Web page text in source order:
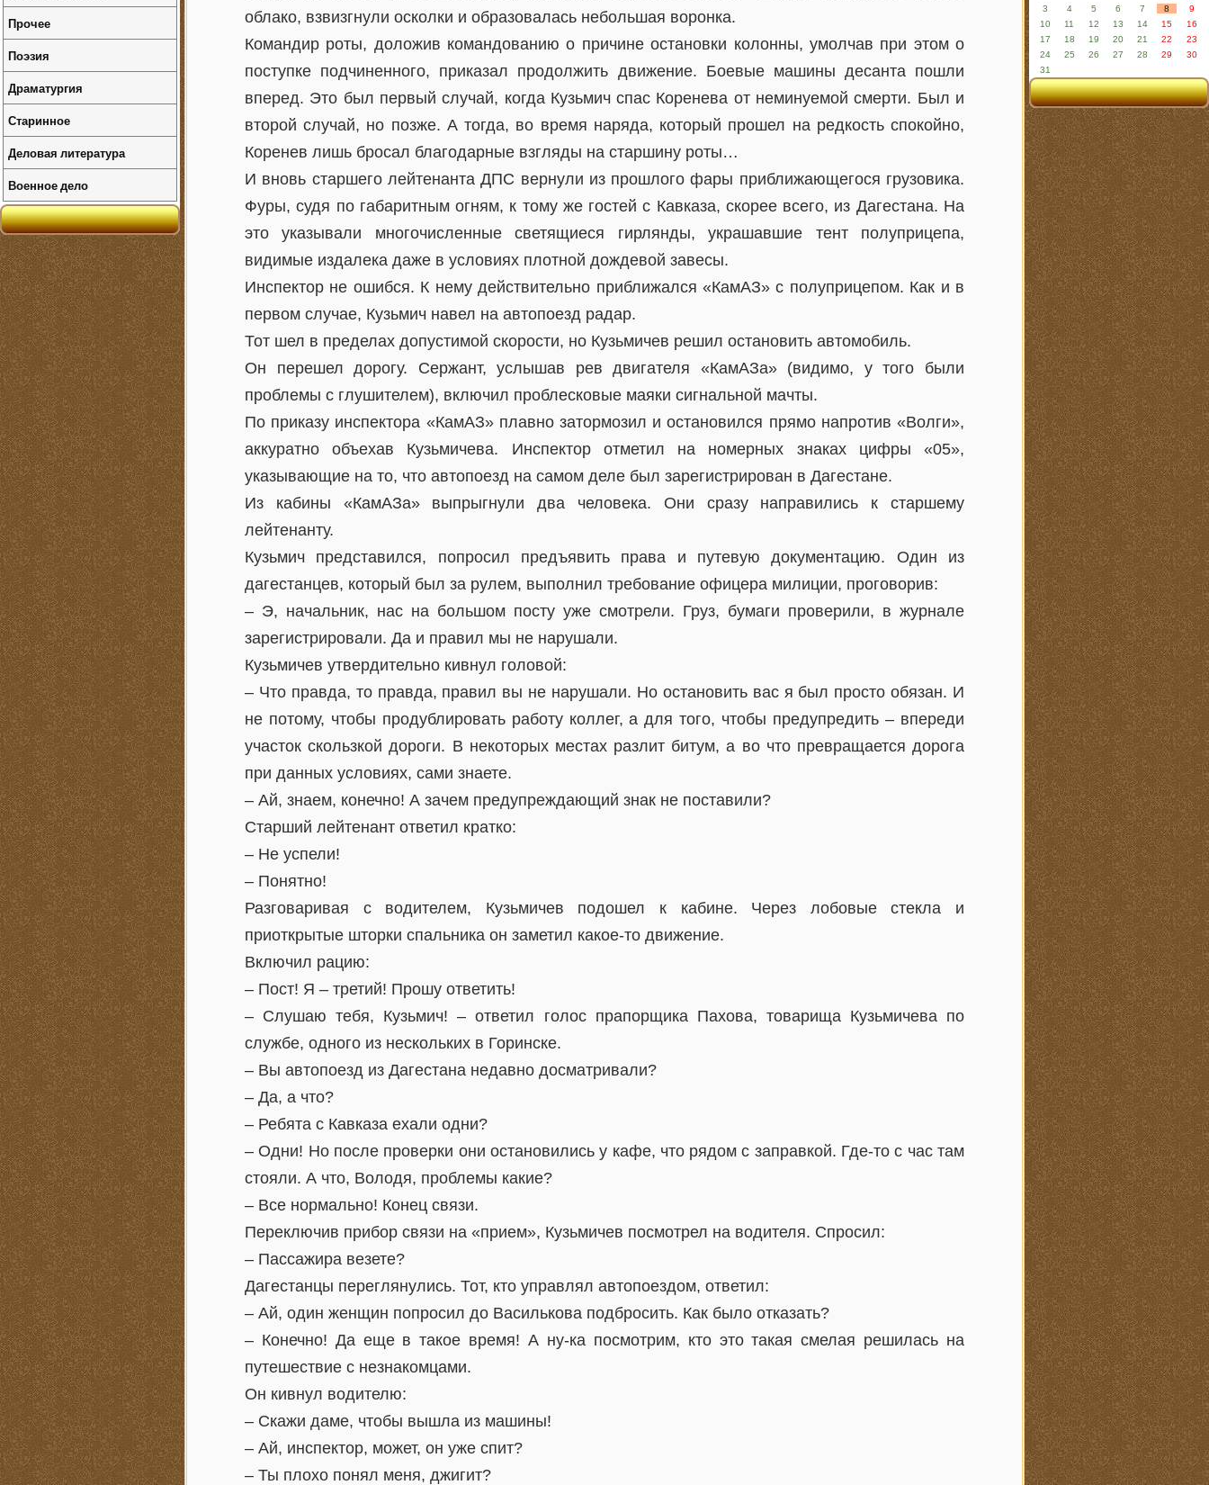
облако, взвизгнули осколки и образовалась небольшая воронка.
Командир роты, доложив командованию о причине остановки колонны, умолчав при этом о
поступке подчиненного, приказал продолжить движение. Боевые машины десанта пошли
вперед. Это был первый случай, когда Кузьмич спас Коренева от неминуемой смерти. Был и
второй случай, но позже. А тогда, во время наряда, который прошел на редкость спокойно,
Коренев лишь бросал благодарные взгляды на старшину роты…
И вновь старшего лейтенанта ДПС вернули из прошлого фары приближающегося грузовика.
Фуры, судя по габаритным огням, к тому же гостей с Кавказа, скорее всего, из Дагестана. На
это указывали многочисленные светящиеся гирлянды, украшавшие тент полуприцепа,
видимые издалека даже в условиях плотной дождевой завесы.
Инспектор не ошибся. К нему действительно приближался «КамАЗ» с полуприцепом. Как и в
первом случае, Кузьмич навел на автопоезд радар.
Тот шел в пределах допустимой скорости, но Кузьмичев решил остановить автомобиль.
Он перешел дорогу. Сержант, услышав рев двигателя «КамАЗа» (видимо, у того были
проблемы с глушителем), включил проблесковые маяки сигнальной мачты.
По приказу инспектора «КамАЗ» плавно затормозил и остановился прямо напротив «Волги»,
аккуратно объехав Кузьмичева. Инспектор отметил на номерных знаках цифры «05»,
указывающие на то, что автопоезд на самом деле был зарегистрирован в Дагестане.
Из кабины «КамАЗа» выпрыгнули два человека. Они сразу направились к старшему
лейтенанту.
Кузьмич представился, попросил предъявить права и путевую документацию. Один из
дагестанцев, который был за рулем, выполнил требование офицера милиции, проговорив:
– Э, начальник, нас на большом посту уже смотрели. Груз, бумаги проверили, в журнале
зарегистрировали. Да и правил мы не нарушали.
Кузьмичев утвердительно кивнул головой:
– Что правда, то правда, правил вы не нарушали. Но остановить вас я был просто обязан. И
не потому, чтобы продублировать работу коллег, а для того, чтобы предупредить – впереди
участок скользкой дороги. В некоторых местах разлит битум, а во что превращается дорога
при данных условиях, сами знаете.
– Ай, знаем, конечно! А зачем предупреждающий знак не поставили?
Старший лейтенант ответил кратко:
– Не успели!
– Понятно!
Разговаривая с водителем, Кузьмичев подошел к кабине. Через лобовые стекла и
приоткрытые шторки спальника он заметил какое-то движение.
Включил рацию:
– Пост! Я – третий! Прошу ответить!
– Слушаю тебя, Кузьмич! – ответил голос прапорщика Пахова, товарища Кузьмичева по
службе, одного из нескольких в Горинске.
– Вы автопоезд из Дагестана недавно досматривали?
– Да, а что?
– Ребята с Кавказа ехали одни?
– Одни! Но после проверки они остановились у кафе, что рядом с заправкой. Где-то с час там
стояли. А что, Володя, проблемы какие?
– Все нормально! Конец связи.
Переключив прибор связи на «прием», Кузьмичев посмотрел на водителя. Спросил:
– Пассажира везете?
Дагестанцы переглянулись. Тот, кто управлял автопоездом, ответил:
– Ай, один женщин попросил до Василькова подбросить. Как было отказать?
– Конечно! Да еще в такое время! А ну-ка посмотрим, кто это такая смелая решилась на
путешествие с незнакомцами.
Он кивнул водителю:
– Скажи даме, чтобы вышла из машины!
– Ай, инспектор, может, он уже спит?
– Ты плохо понял меня, джигит?
3
4 5 6 7 8
9
10
11 12 13 14 15
16
17
18 19 20 21 22
23
24
25 26 27 28 29
30
31
Прочее
Поэзия
Драматургия
Старинное
Деловая литература
Военное дело